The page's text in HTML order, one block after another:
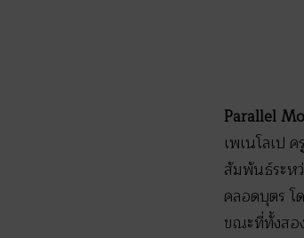
Parallel
เพเนโลเป
สัมพันธ์ระห
คลอดบุตร
ขณะที่ทั้งสอ